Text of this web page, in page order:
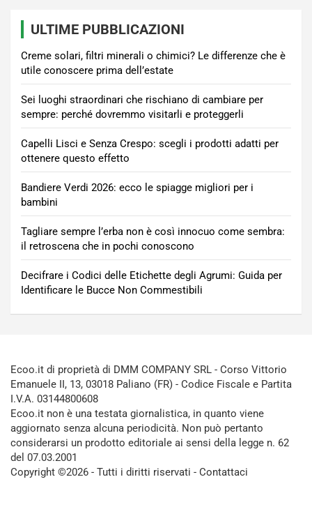
ULTIME PUBBLICAZIONI
Creme solari, filtri minerali o chimici? Le differenze che è
utile conoscere prima dell’estate
Sei luoghi straordinari che rischiano di cambiare per
sempre: perché dovremmo visitarli e proteggerli
Capelli Lisci e Senza Crespo: scegli i prodotti adatti per
ottenere questo effetto
Bandiere Verdi 2026: ecco le spiagge migliori per i
bambini
Tagliare sempre l’erba non è così innocuo come sembra:
il retroscena che in pochi conoscono
Decifrare i Codici delle Etichette degli Agrumi: Guida per
Identificare le Bucce Non Commestibili
Ecoo.it di proprietà di DMM COMPANY SRL - Corso Vittorio
Emanuele II, 13, 03018 Paliano (FR) - Codice Fiscale e Partita
I.V.A. 03144800608
Ecoo.it non è una testata giornalistica, in quanto viene
aggiornato senza alcuna periodicità. Non può pertanto
considerarsi un prodotto editoriale ai sensi della legge n. 62
del 07.03.2001
Copyright ©2026 - Tutti i diritti riservati - Contattaci